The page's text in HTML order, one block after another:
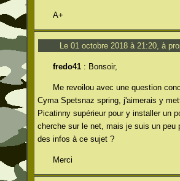
A+
Le 01 octobre 2018 à 21:20, à
fredo41 : Bonsoir,
Me revoilou avec une question
Cyma Spetsnaz spring, j'aimerais y
Picatinny supérieur pour y installer un
cherche sur le net, mais je suis un peu
des infos à ce sujet ?
Merci